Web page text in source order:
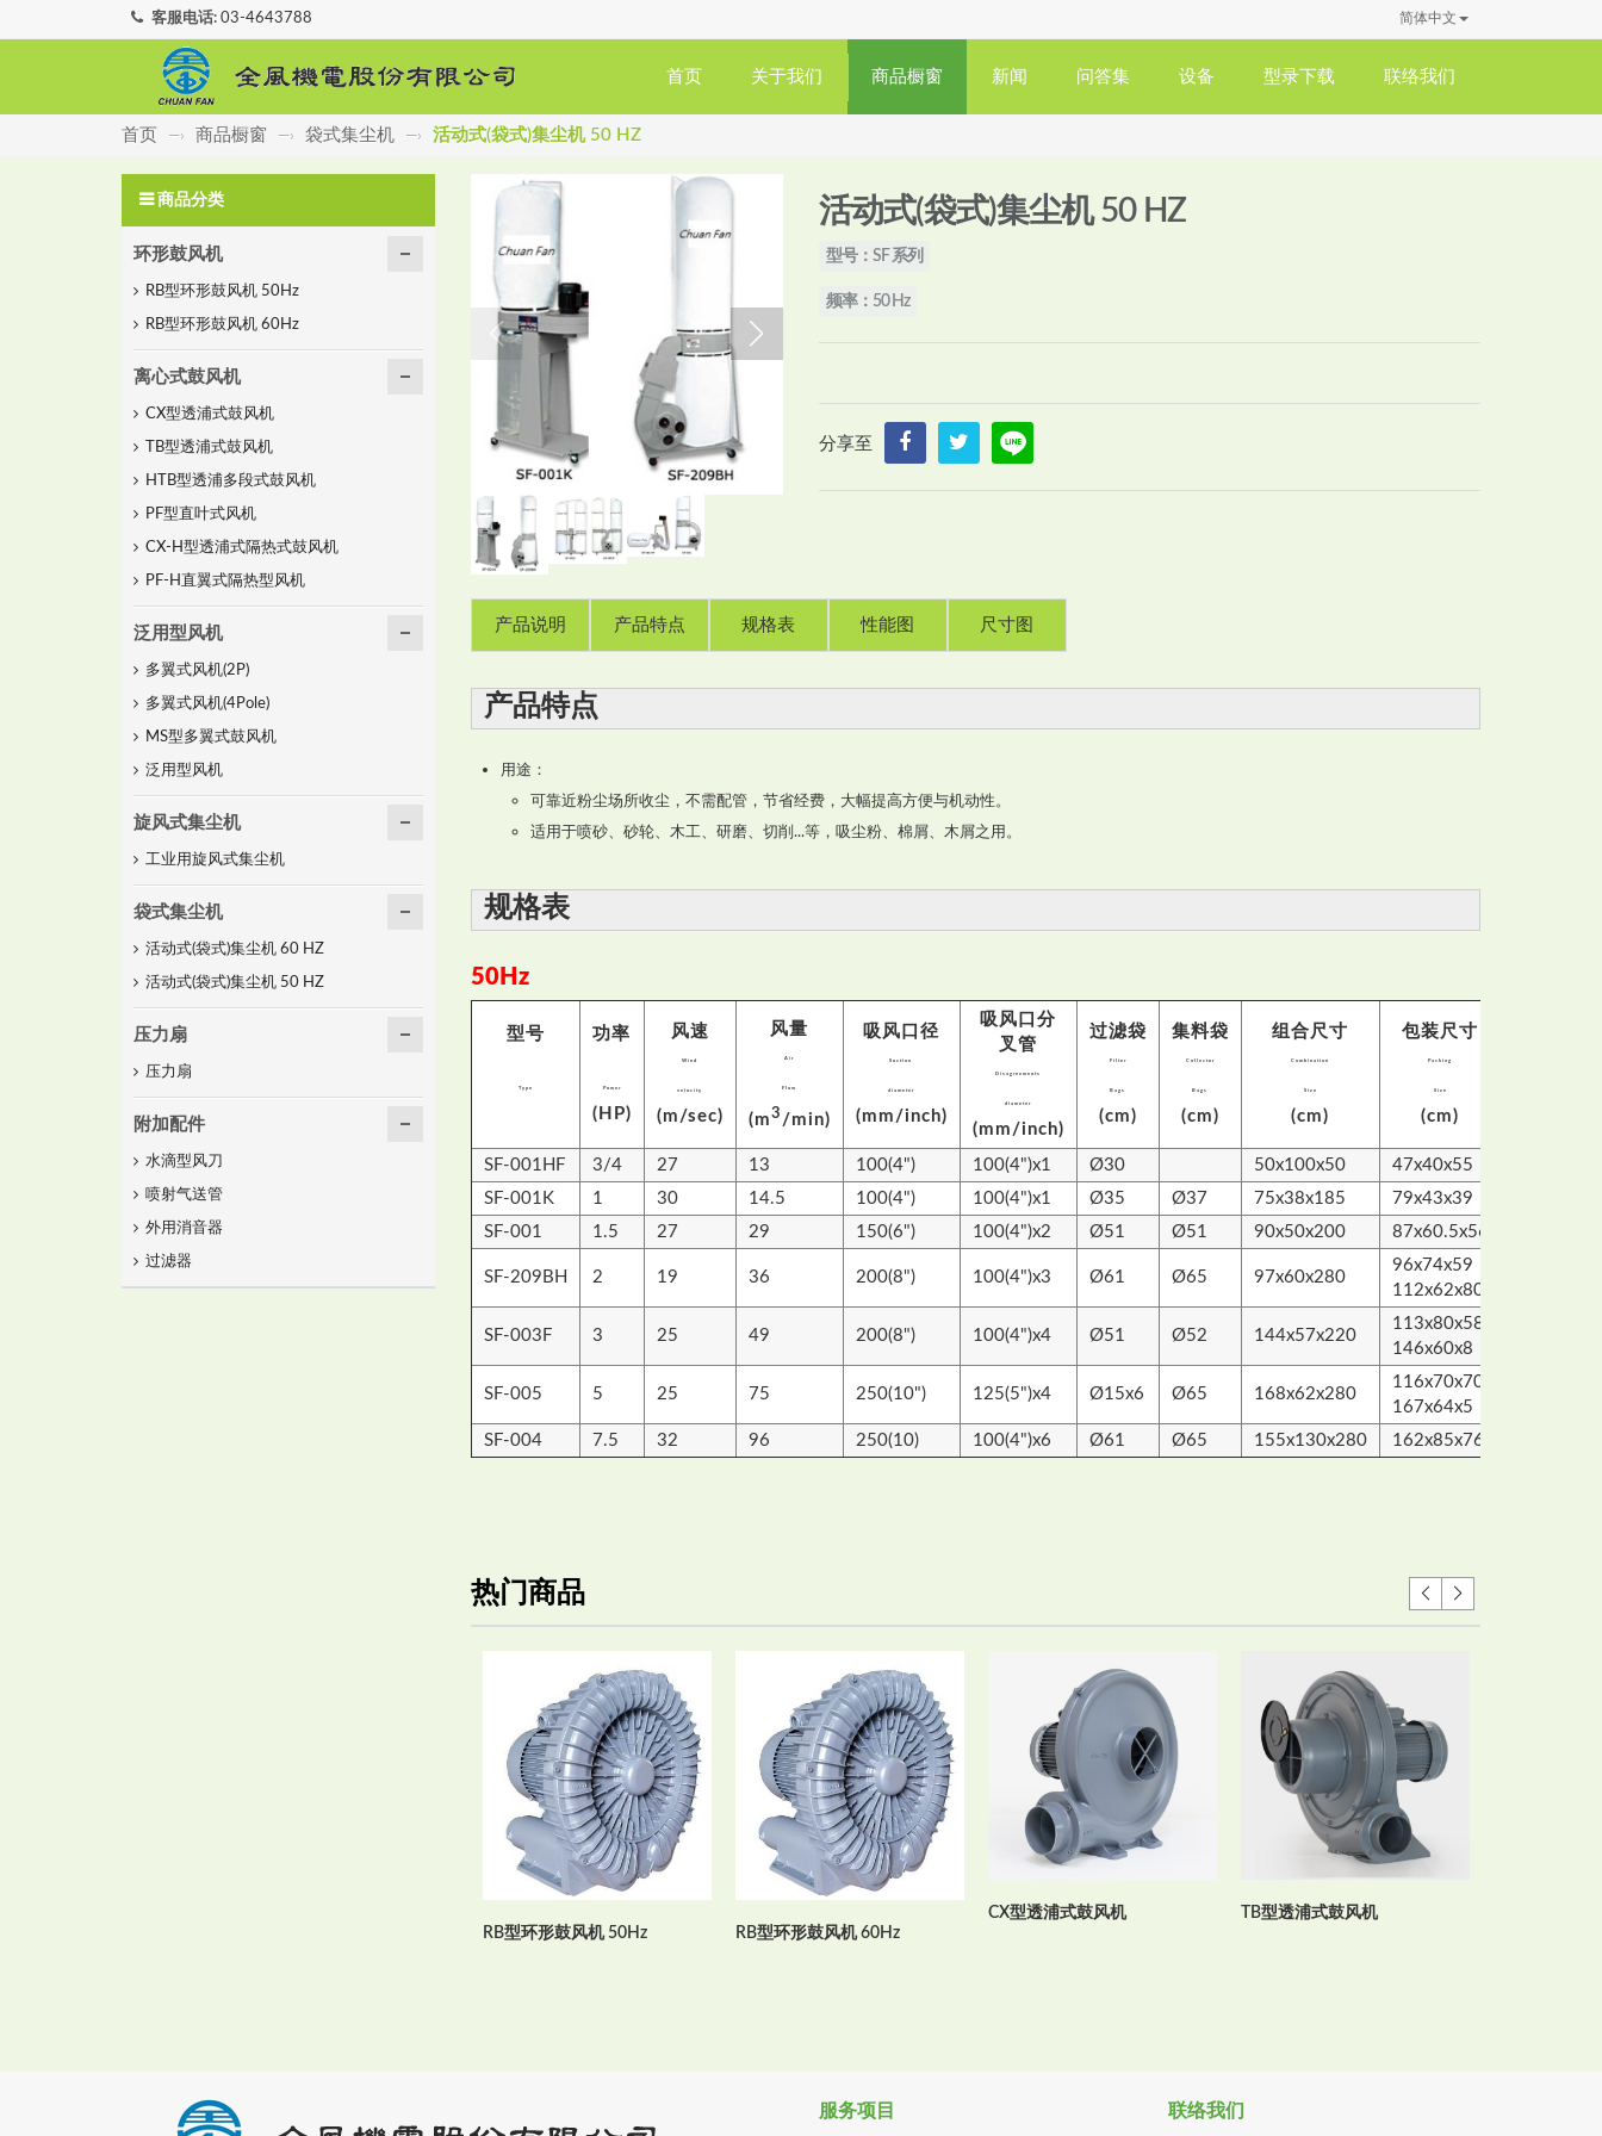
客服电话: 03-4643788 简体中文
首页 关于我们 商品橱窗 新闻 问答集 设备 型录下载 联络我们
首页 —› 商品橱窗 —› 袋式集尘机 —› 活动式(袋式)集尘机 50 HZ
活动式(袋式)集尘机 50 HZ
型号：SF 系列
频率：50 Hz
分享至
产品说明 产品特点 规格表 性能图 尺寸图
产品特点
用途：
可靠近粉尘场所收尘，不需配管，节省经费，大幅提高方便与机动性。
适用于喷砂、砂轮、木工、研磨、切削...等，吸尘粉、棉屑、木屑之用。
规格表
50Hz
型号
Type
功率
Power
(HP)
风速
Wind
velocity
(m/sec)
风量
Air
Flow
(m3 /min)
吸风口径
Suction
diameter
(mm/inch)
吸风口分
叉管
Disagreements
diameter
(mm/inch)
过滤袋
Filter
Bags
(cm)
集料袋
Collector
Bags
(cm)
组合尺寸
Combination
Size
(cm)
包装尺寸
Packing
Size
(cm)
SF-001HF 3/4 27 13 100(4") 100(4")x1 Ø30 50x100x50 47x40x55
SF-001K
1 30 14.5 100(4") 100(4")x1 Ø35 Ø37 75x38x185 79x43x39
SF-001
1.5 27 29 150(6") 100(4")x2 Ø51 Ø51 90x50x200 87x60.5x56
SF-209BH 2 19 36 200(8") 100(4")x3 Ø61 Ø65 97x60x280
96x74x59
112x62x80
SF-003F 3 25 49 200(8") 100(4")x4 Ø51 Ø52 144x57x220
113x80x58
146x60x8
SF-005 5 25 75 250(10") 125(5")x4 Ø15x6 Ø65 168x62x280
116x70x70
167x64x5
SF-004
7.5 32 96 250(10) 100(4")x6 Ø61 Ø65 155x130x280 162x85x76
热门商品
RB型环形鼓风机 50Hz RB型环形鼓风机 60Hz
CX型透浦式鼓风机 TB型透浦式鼓风机
商品分类
环形鼓风机
RB型环形鼓风机 50Hz
RB型环形鼓风机 60Hz
离心式鼓风机
CX型透浦式鼓风机
TB型透浦式鼓风机
HTB型透浦多段式鼓风机
PF型直叶式风机
CX-H型透浦式隔热式鼓风机
PF-H直翼式隔热型风机
泛用型风机
多翼式风机(2P)
多翼式风机(4Pole)
MS型多翼式鼓风机
泛用型风机
旋风式集尘机
工业用旋风式集尘机
袋式集尘机
活动式(袋式)集尘机 60 HZ
活动式(袋式)集尘机 50 HZ
压力扇
压力扇
附加配件
水滴型风刀
喷射气送管
外用消音器
过滤器
服务项目 联络我们